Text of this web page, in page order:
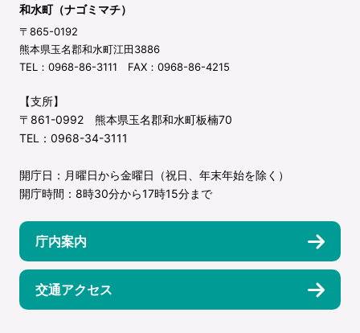
和水町（ナゴミマチ）
〒865-0192
熊本県玉名郡和水町江田3886
TEL：0968-86-3111 FAX：0968-86-4215
【支所】
〒861-0992 熊本県玉名郡和水町板楠70
TEL：0968-34-3111
開庁日：月曜日から金曜日（祝日、年末年始を除く）
開庁時間：8時30分から17時15分まで
庁内案内
交通アクセス